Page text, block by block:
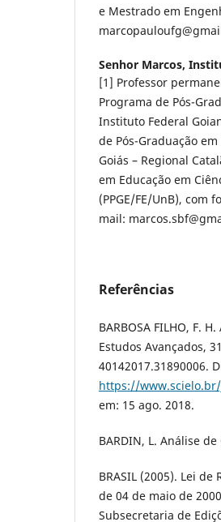
e Mestrado em
Senhor Marcos,
[1] Professor
Programa de Pós-
Instituto Federal
de Pós-Graduação
Goiás – Regional
em Educação em
(PPGE/FE/UnB), com
mail:
Referências
BARBOSA FILHO, F.
Estudos Avançados,
40142017.31890006.
https://
em: 15 ago. 2018.
BARDIN, L. Análise
BRASIL (2005). Lei
de 04 de maio de
Subsecretaria de